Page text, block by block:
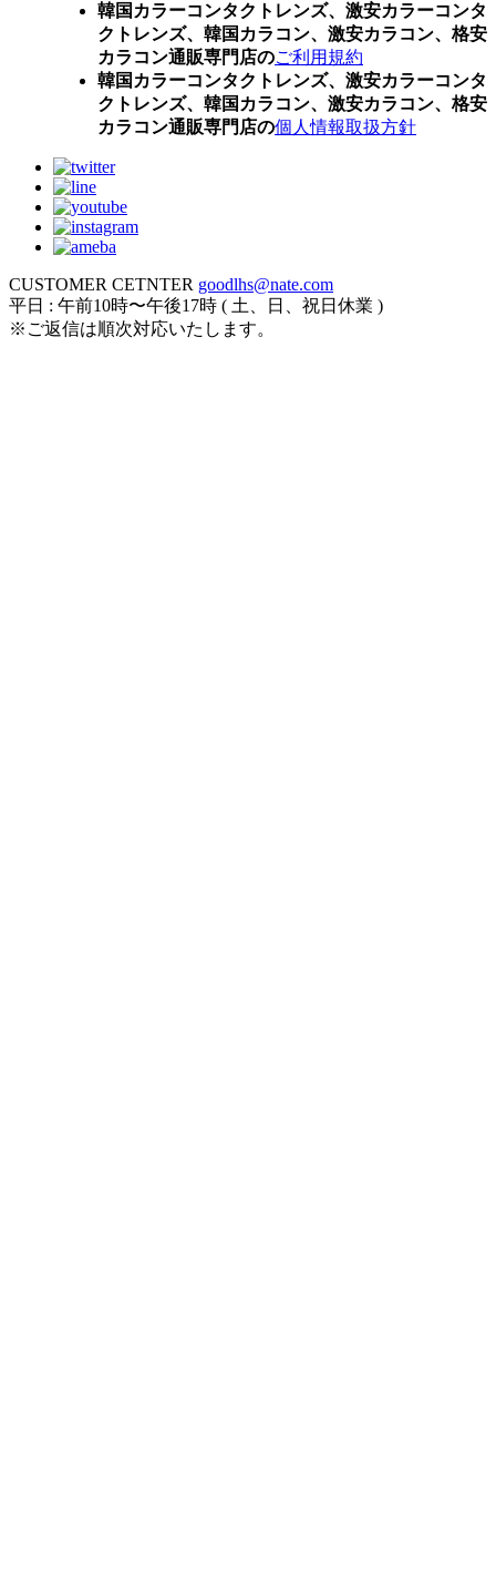
韓国カラーコンタクトレンズ、激安カラーコンタ
クトレンズ、韓国カラコン、激安カラコン、格安
カラコン通販専門店のご利用規約
韓国カラーコンタクトレンズ、激安カラーコンタ
クトレンズ、韓国カラコン、激安カラコン、格安
カラコン通販専門店の個人情報取扱方針
CUSTOMER CETNTER goodlhs@nate.com
平日 : 午前10時〜午後17時 ( 土、日、祝日休業 )
※ご返信は順次対応いたします。